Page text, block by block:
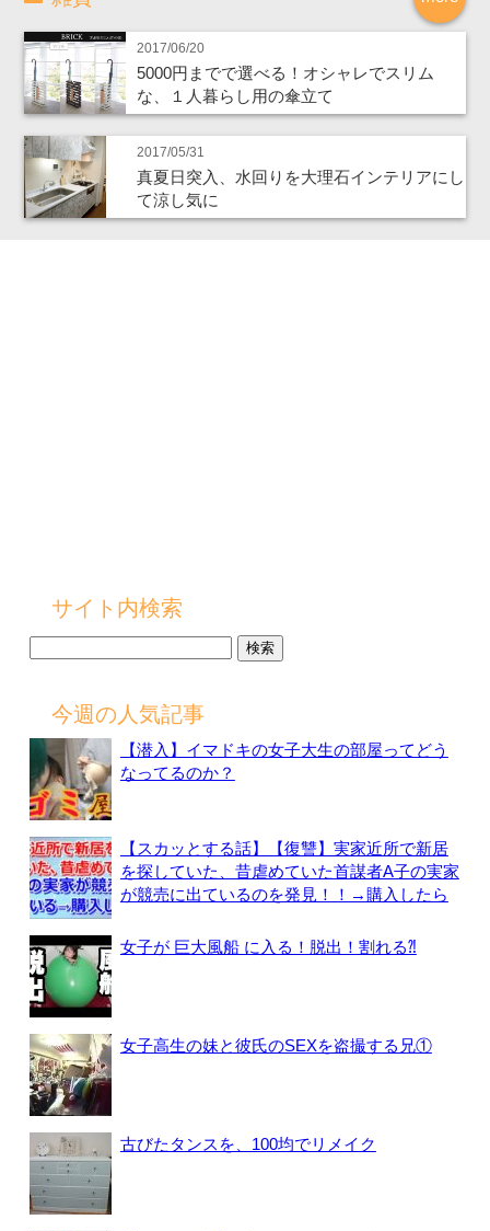
2017/06/20
5000円までで選べる！オシャレでスリム
な、１人暮らし用の傘立て
2017/05/31
真夏日突入、水回りを大理石インテリアにし
て涼し気に
サイト内検索
今週の人気記事
【潜入】イマドキの女子大生の部屋ってどう
なってるのか？
【スカッとする話】【復讐】実家近所で新居
を探していた、昔虐めていた首謀者A子の実家
が競売に出ているのを発見！！→購入したら
女子が 巨大風船 に入る！脱出！割れる⁈
女子高生の妹と彼氏のSEXを盗撮する兄①
古びたタンスを、100均でリメイク